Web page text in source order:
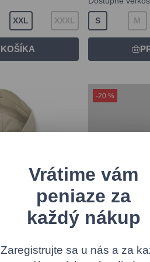
XXL XXXL S M
-20 %
Vrátime vám
peniaze za
každý nákup
Zaregistrujte sa u nás a za